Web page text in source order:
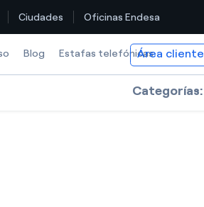
Ciudades Oficinas Endesa
Blog Estafas telefónicasÁrea cliente
Categorías: